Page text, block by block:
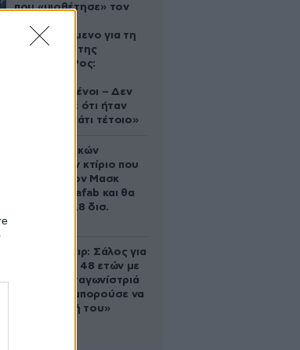
που «υιοθέτησε» τον
κατηγορούμενο για τη
δολοφονία της
Ελίζαμπεθ Ρος:
συντετριμμένοι – Δεν
έδειξε ποτέ ότι ήταν
ικανός για κάτι τέτοιο»
Το φαραωνικών
διαστάσεων κτίριο που
χτίζει ο Έλον Μασκ
λέγεται Terafab και θα
κοστίσει 16,8 δισ.
Ρίτσαρντ Γκιρ: Σάλος για
τη διαφορά 48 ετών με
τη συμπρωταγωνίστριά
του – «Θα μπορούσε να
είναι εγγονή του»